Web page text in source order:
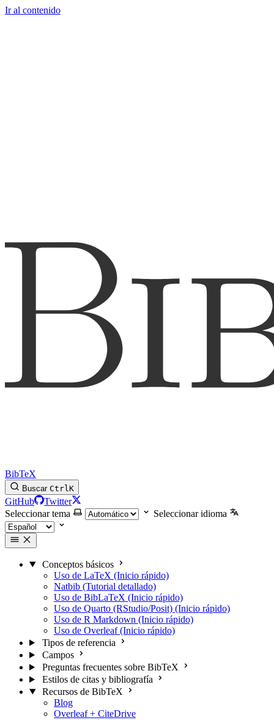
Ir al contenido
BibTeX
Buscar CtrlK
GitHub
Twitter
Seleccionar tema
Seleccionar idioma
Conceptos básicos
Uso de LaTeX (Inicio rápido)
Natbib (Tutorial detallado)
Uso de BibLaTeX (Inicio rápido)
Uso de Quarto (RStudio/Posit) (Inicio rápido)
Uso de R Markdown (Inicio rápido)
Uso de Overleaf (Inicio rápido)
Tipos de referencia
Campos
Preguntas frecuentes sobre BibTeX
Estilos de citas y bibliografía
Recursos de BibTeX
Blog
Overleaf + CiteDrive